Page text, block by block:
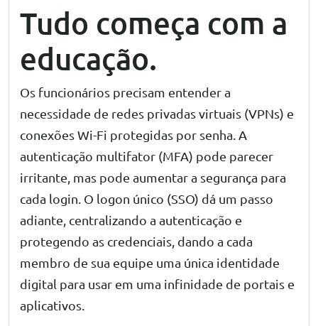
Tudo começa com a
educação.
Os funcionários precisam entender a
necessidade de redes privadas virtuais (VPNs) e
conexões Wi-Fi protegidas por senha. A
autenticação multifator (MFA) pode parecer
irritante, mas pode aumentar a segurança para
cada login. O logon único (SSO) dá um passo
adiante, centralizando a autenticação e
protegendo as credenciais, dando a cada
membro de sua equipe uma única identidade
digital para usar em uma infinidade de portais e
aplicativos.